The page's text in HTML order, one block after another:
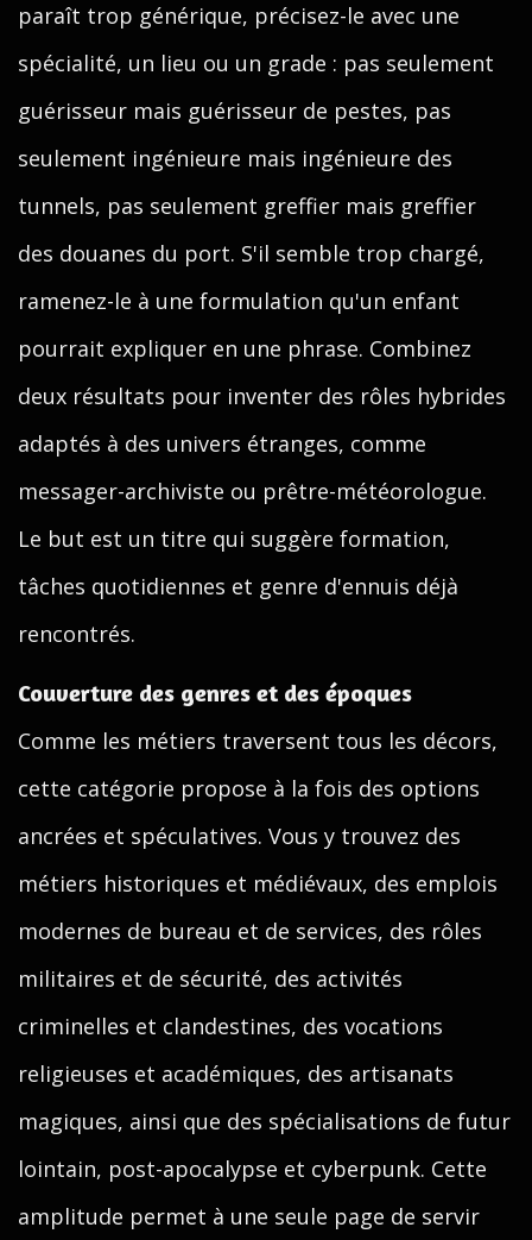
paraît trop générique, précisez-le avec une
spécialité, un lieu ou un grade : pas seulement
guérisseur mais guérisseur de pestes, pas
seulement ingénieure mais ingénieure des
tunnels, pas seulement greffier mais greffier
des douanes du port. S'il semble trop chargé,
ramenez-le à une formulation qu'un enfant
pourrait expliquer en une phrase. Combinez
deux résultats pour inventer des rôles hybrides
adaptés à des univers étranges, comme
messager-archiviste ou prêtre-météorologue.
Le but est un titre qui suggère formation,
tâches quotidiennes et genre d'ennuis déjà
rencontrés.
Couverture des genres et des époques
Comme les métiers traversent tous les décors,
cette catégorie propose à la fois des options
ancrées et spéculatives. Vous y trouvez des
métiers historiques et médiévaux, des emplois
modernes de bureau et de services, des rôles
militaires et de sécurité, des activités
criminelles et clandestines, des vocations
religieuses et académiques, des artisanats
magiques, ainsi que des spécialisations de futur
lointain, post-apocalypse et cyberpunk. Cette
amplitude permet à une seule page de servir